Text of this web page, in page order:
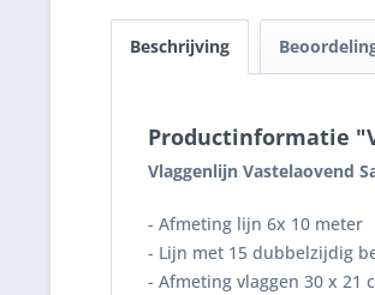
Beschrijving
Productinformatie
Vlaggenlijn Vastelaovend
- Afmeting lijn 6x 10 meter
- Lijn met 15 dubbelzijdig
- Afmeting vlaggen 30 x 21